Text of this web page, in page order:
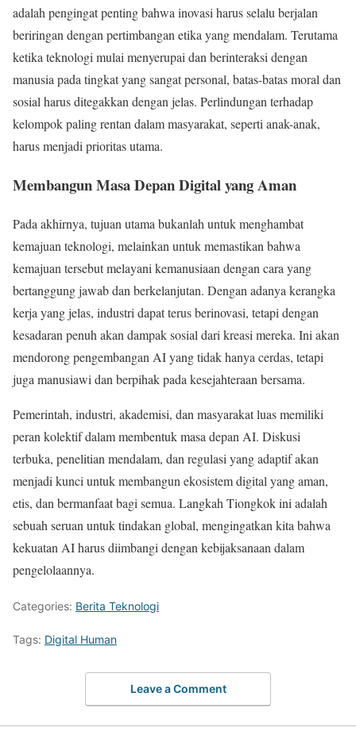
adalah pengingat penting bahwa inovasi harus selalu berjalan
beriringan dengan pertimbangan etika yang mendalam. Terutama
ketika teknologi mulai menyerupai dan berinteraksi dengan
manusia pada tingkat yang sangat personal, batas-batas moral dan
sosial harus ditegakkan dengan jelas. Perlindungan terhadap
kelompok paling rentan dalam masyarakat, seperti anak-anak,
harus menjadi prioritas utama.
Membangun Masa Depan Digital yang Aman
Pada akhirnya, tujuan utama bukanlah untuk menghambat
kemajuan teknologi, melainkan untuk memastikan bahwa
kemajuan tersebut melayani kemanusiaan dengan cara yang
bertanggung jawab dan berkelanjutan. Dengan adanya kerangka
kerja yang jelas, industri dapat terus berinovasi, tetapi dengan
kesadaran penuh akan dampak sosial dari kreasi mereka. Ini akan
mendorong pengembangan AI yang tidak hanya cerdas, tetapi
juga manusiawi dan berpihak pada kesejahteraan bersama.
Pemerintah, industri, akademisi, dan masyarakat luas memiliki
peran kolektif dalam membentuk masa depan AI. Diskusi
terbuka, penelitian mendalam, dan regulasi yang adaptif akan
menjadi kunci untuk membangun ekosistem digital yang aman,
etis, dan bermanfaat bagi semua. Langkah Tiongkok ini adalah
sebuah seruan untuk tindakan global, mengingatkan kita bahwa
kekuatan AI harus diimbangi dengan kebijaksanaan dalam
pengelolaannya.
Categories: Berita Teknologi
Tags: Digital Human
Leave a Comment